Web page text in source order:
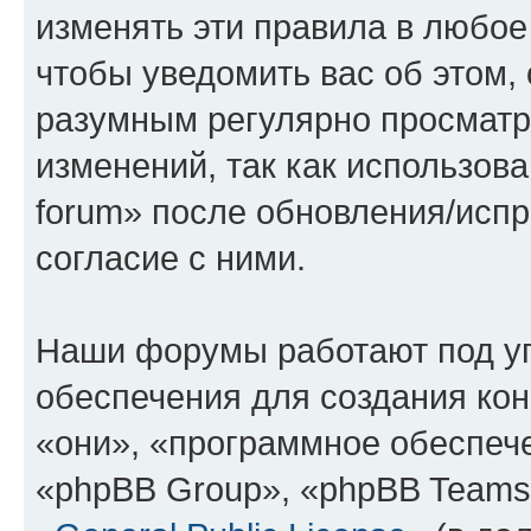
изменять эти правила в
чтобы уведомить вас об
разумным регулярно
изменений, так как
forum» после обновления/
согласие с ними.
Наши форумы работают под
обеспечения для создания
«они», «программное
«phpBB Group», «phpBB